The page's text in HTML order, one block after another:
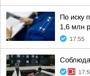
По иску
1,6 млн
17:55